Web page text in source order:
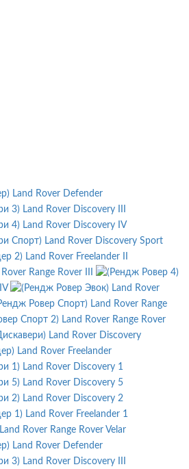
Land Rover Defender
Land Rover Discovery III
Land Rover Discovery IV
Land Rover Discovery Sport
Land Rover Freelander II
Range Rover III
Land Rover
Land Rover Range
Land Rover Range Rover
Land Rover Discovery
Land Rover Freelander
Land Rover Discovery 1
Land Rover Discovery 5
Land Rover Discovery 2
Land Rover Freelander 1
Land Rover Range Rover Velar
Land Rover Defender
Land Rover Discovery III